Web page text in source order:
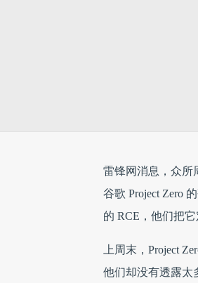
雷锋网消息，众所
谷歌 Project Zero
的 RCE，他们把它
上周末，Project
他们却没有透露太